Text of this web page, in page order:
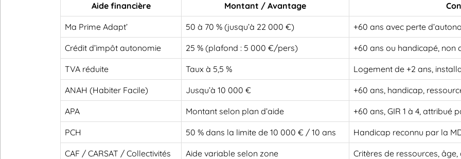
Aide financière Montant / Avantage
Ma Prime Adapt’ 50 à 70 % (jusqu’à 22 000 €) +60 ans avec perte
Crédit d’impôt autonomie 25 % (plafond : 5 000 €/pers) +60 ans ou handicapé, non
TVA réduite Taux à 5,5 % Logement de +2 ans,
ANAH (Habiter Facile) Jusqu’à 10 000 € +60 ans, handicap,
APA Montant selon plan d’aide +60 ans, GIR 1 à 4, attribué
PCH 50 % dans la limite de 10 000 € / 10 ans Handicap reconnu par la
CAF / CARSAT / Collectivités Aide variable selon zone Critères de ressources,